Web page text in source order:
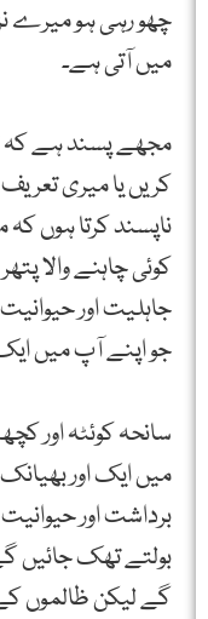
چھو رہی ہو میرے
میں آتی ہے۔
مجھے پسند ہے کہ
کریں یا میری
ناپسند کرتا ہوں
کوئی چاہنے والا
جاہلیت اور
جو اپنے آپ میں
سانحہ کوئٹہ اور
میں ایک اور
برداشت اور
بولتے تھک جائیں
گے لیکن ظالموں